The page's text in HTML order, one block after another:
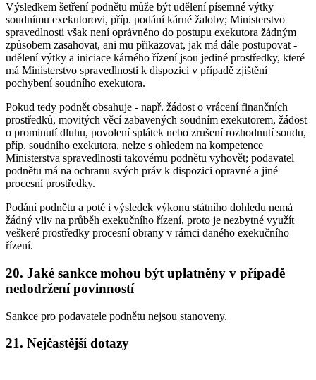
Výsledkem šetření podnětu může být udělení písemné výtky
soudnímu exekutorovi, příp. podání kárné žaloby; Ministerstvo
spravedlnosti však není oprávněno do postupu exekutora žádným
způsobem zasahovat, ani mu přikazovat, jak má dále postupovat -
udělení výtky a iniciace kárného řízení jsou jediné prostředky, které
má Ministerstvo spravedlnosti k dispozici v případě zjištění
pochybení soudního exekutora.
Pokud tedy podnět obsahuje - např. žádost o vrácení finančních
prostředků, movitých věcí zabavených soudním exekutorem, žádost
o prominutí dluhu, povolení splátek nebo zrušení rozhodnutí soudu,
příp. soudního exekutora, nelze s ohledem na kompetence
Ministerstva spravedlnosti takovému podnětu vyhovět; podavatel
podnětu má na ochranu svých práv k dispozici opravné a jiné
procesní prostředky.
Podání podnětu a poté i výsledek výkonu státního dohledu nemá
žádný vliv na průběh exekučního řízení, proto je nezbytné využít
veškeré prostředky procesní obrany v rámci daného exekučního
řízení.
20. Jaké sankce mohou být uplatněny v případě
nedodržení povinností
Sankce pro podavatele podnětu nejsou stanoveny.
21. Nejčastější dotazy